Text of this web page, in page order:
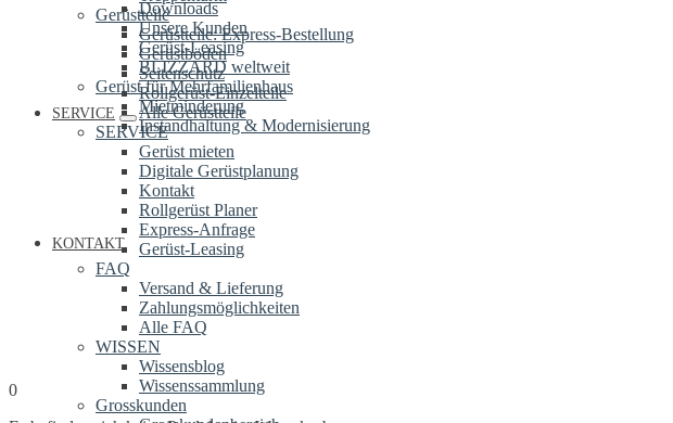
Gerüstteile
Gerüstteile: Express-Bestellung
Gerüstböden
Seitenschutz
Rollgerüst-Einzelteile
Alle Gerüstteile
Downloads
Unsere Kunden
Gerüst-Leasing
BLIZZARD weltweit
Gerüst für Mehrfamilienhaus
Mietminderung
Instandhaltung & Modernisierung
SERVICE
SERVICE
Gerüst mieten
Digitale Gerüstplanung
Kontakt
Rollgerüst Planer
Express-Anfrage
Gerüst-Leasing
FAQ
Versand & Lieferung
Zahlungsmöglichkeiten
Alle FAQ
WISSEN
Wissensblog
Wissenssammlung
Grosskunden
KONTAKT
0